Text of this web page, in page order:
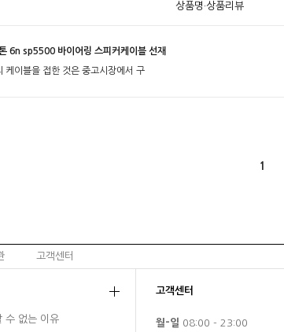
상품명·상품리뷰
6n sp5500 바이어링 스피커케이블 선재
케이블을 접한 것은 중고시장에서 구
1
고객센터
수 없는 이유
고객센터
월-일 08:00 - 23:00